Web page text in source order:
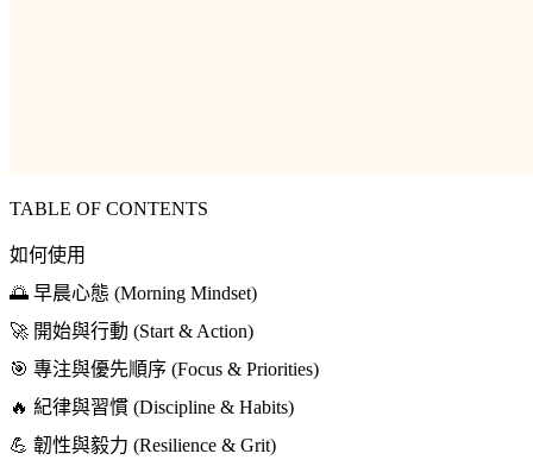
TABLE OF CONTENTS
如何使用
🌅 早晨心態 (Morning Mindset)
🚀 開始與行動 (Start & Action)
🎯 專注與優先順序 (Focus & Priorities)
🔥 紀律與習慣 (Discipline & Habits)
💪 韌性與毅力 (Resilience & Grit)